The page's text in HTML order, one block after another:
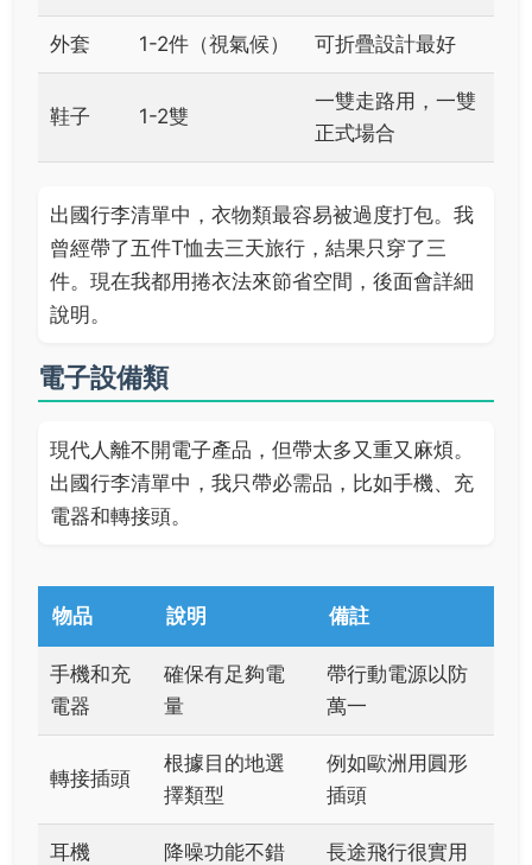
外套 1-2件（視氣候） 可折疊設計最好
鞋子 1-2雙
一雙走路用，一雙
正式場合
出國行李清單中，衣物類最容易被過度打包。我
曾經帶了五件T恤去三天旅行，結果只穿了三
件。現在我都用捲衣法來節省空間，後面會詳細
說明。
電子設備類
現代人離不開電子產品，但帶太多又重又麻煩。
出國行李清單中，我只帶必需品，比如手機、充
電器和轉接頭。
物品 說明 備註
手機和充
電器
確保有足夠電
量
帶行動電源以防
萬一
轉接插頭
根據目的地選
擇類型
例如歐洲用圓形
插頭
耳機 降噪功能不錯 長途飛行很實用